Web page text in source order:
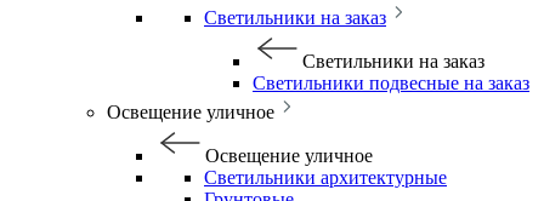
Светильники на заказ
Светильники на заказ
Светильники подвесные на заказ
Освещение уличное
Освещение уличное
Светильники архитектурные